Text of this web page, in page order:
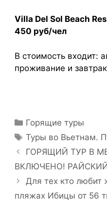
Villa Del Sol Beach
450 руб/чел
В стоимость входит:
проживание и
Горящие туры
Туры во Вьетнам.
ГОРЯЩИЙ ТУР В
ВКЛЮЧЕНО!
Для тех кто любит
пляжах Ибицы от 56